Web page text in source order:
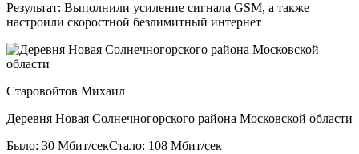
Результат: Выполнили усиление сигнала GSM, а также
настроили скоростной безлимитный интернет
Старовойтов Михаил
Деревня Новая Солнечногорского района Московской области
Было: 30 Мбит/секСтало: 108 Мбит/сек